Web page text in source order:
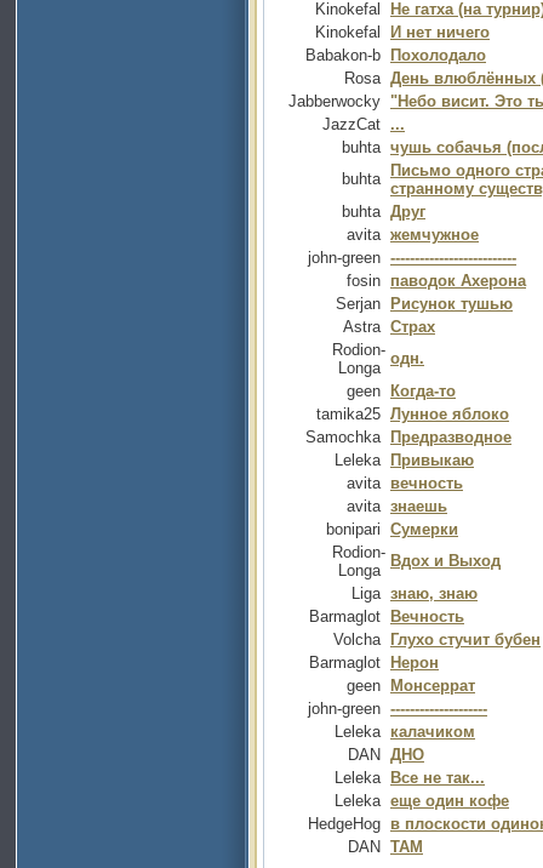
Kinokefal
Не гатха (на
Kinokefal
И нет ничего
Babakon-b
Похолодало
Rosa День влюблённых
Jabberwocky "Небо висит. Это
JazzCat ...
buhta чушь собачья
buhta Письмо одного
странному
buhta Друг
avita жемчужное
john-green --------------------------
fosin паводок Ахерона
Serjan
Рисунок тушью
Astra Страх
Rodion-
Longa
одн.
geen
Когда-то
tamika25 Лунное яблоко
Samochka Предразводное
Leleka Привыкаю
avita вечность
avita знаешь
bonipari Сумерки
Rodion-
Longa
Вдох и Выход
Liga знаю, знаю
Barmaglot
Вечность
Volcha Глухо стучит бубен
Barmaglot
Нерон
geen
Монсеррат
john-green --------------------
Leleka калачиком
DAN ДНО
Leleka Все не так...
Leleka еще один кофе
HedgeHog в плоскости
DAN ТАМ